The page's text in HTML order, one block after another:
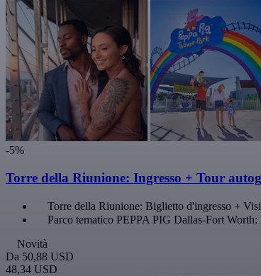
-5%
Torre della Riunione: Ingresso + Tour
Torre della Riunione: Biglietto d'ingresso +
Parco tematico PEPPA PIG Dallas-Fort
Novità
Da 50,88 USD
48,34 USD